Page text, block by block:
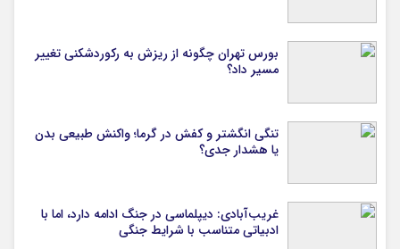
بورس تهران چگونه از ریزش به رکوردشکنی تغییر
مسیر داد؟
تنگی انگشتر و کفش در گرما؛ واکنش طبیعی بدن
یا هشدار جدی؟
غریب‌آبادی: دیپلماسی در جنگ ادامه دارد، اما با
ادبیاتی متناسب با شرایط جنگی